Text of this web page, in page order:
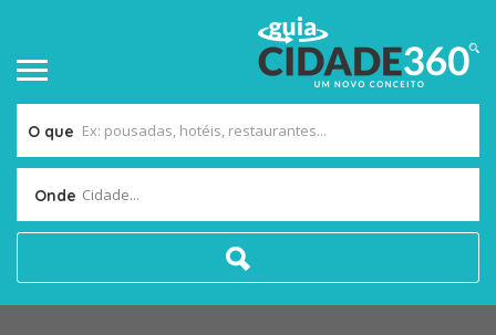
O que
Onde Cidade...